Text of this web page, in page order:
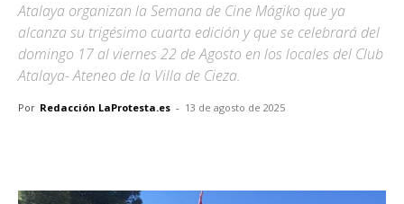
Atalaya organizan la Semana de Cine Mágiko que ya
alcanza su trigésimo cuarta edición y que se celebrará del
domingo 17 al viernes 22 de Agosto en los locales del Club
Atalaya- Ateneo de la Villa de Cieza.
Por Redacción LaProtesta.es - 13 de agosto de 2025